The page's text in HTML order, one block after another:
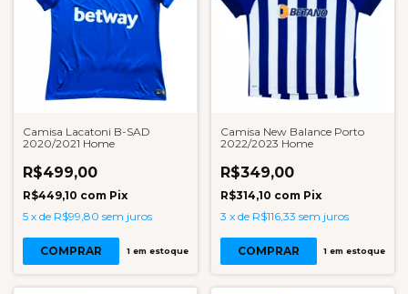
Camisa Lacatoni B-SAD
2020/2021 Home
R$499,00
R$449,10 com Pix
5 x de R$99,80 sem juros
COMPRAR 1em estoque
Camisa New Balance Porto
2022/2023 Home
R$349,00
R$314,10 com Pix
3 x de R$116,33 sem juros
COMPRAR 1 em estoque